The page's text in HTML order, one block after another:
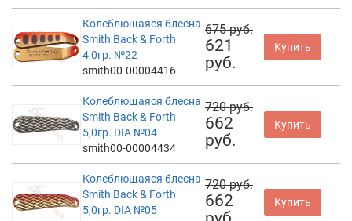
Колеблющаяся блесна
Smith Back & Forth
4,0гр. №22
smith00-00004416
675 руб.
621
руб.
Купить
Колеблющаяся блесна
Smith Back & Forth
5,0гр. DIA №04
smith00-00004434
720 руб.
662
руб.
Купить
Колеблющаяся блесна
Smith Back & Forth
5,0гр. DIA №05
720 руб.
662
Купить